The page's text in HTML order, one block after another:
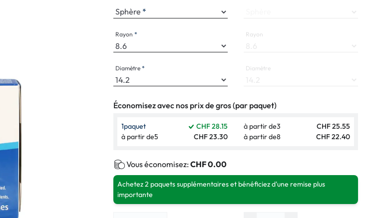
Symptômes normaux
Sphère
Rayon
Diamètre
Rayon
Diamètre
Économisez avec nos prix de gros (par paquet)
1paquet CHF 28.15 à partir de3
CHF 25.55
à partir de5 CHF 23.30 à partir de8 CHF 22.40
Vous économisez: CHF 0.00
Achetez 2 paquets supplémentaires et bénéficiez d'une remise plus
importante